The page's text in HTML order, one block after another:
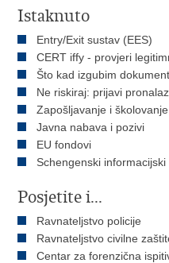
Istaknuto
Entry/Exit sustav (EES)
CERT iffy - provjeri
Što kad izgubim
Ne riskiraj: prijavi
Zapošljavanje i školovanje
Javna nabava i pozivi
EU fondovi
Schengenski informacijski
Posjetite i...
Ravnateljstvo policije
Ravnateljstvo civilne
Centar za forenzična